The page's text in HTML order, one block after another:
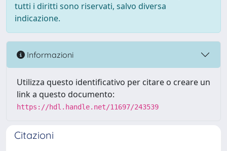
tutti i diritti sono riservati, salvo diversa
indicazione.
Informazioni
Utilizza questo identificativo per citare o creare un
link a questo documento:
https://hdl.handle.net/11697/243539
Citazioni